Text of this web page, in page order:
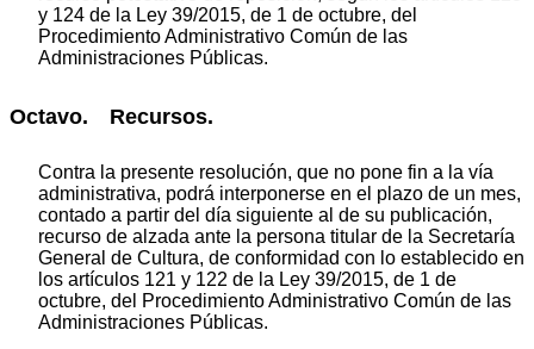
y 124 de la Ley 39/2015, de 1 de octubre, del
Procedimiento Administrativo Común de las
Administraciones Públicas.
Octavo. Recursos.
Contra la presente resolución, que no pone fin a la vía
administrativa, podrá interponerse en el plazo de un mes,
contado a partir del día siguiente al de su publicación,
recurso de alzada ante la persona titular de la Secretaría
General de Cultura, de conformidad con lo establecido en
los artículos 121 y 122 de la Ley 39/2015, de 1 de
octubre, del Procedimiento Administrativo Común de las
Administraciones Públicas.